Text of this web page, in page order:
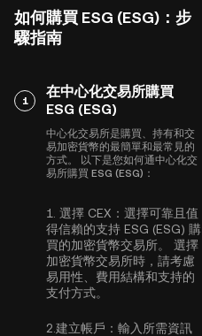
如何購買 ESG (ESG)：步
驟指南
1
在中心化交易所購買
ESG (ESG)
中心化交易所是購買、持有和交
易加密貨幣的最簡單和最常見的
方式。 以下是您如何通中心化交
易所購買 ESG (ESG)：
1. 選擇 CEX： 選擇可靠且值
得信賴的支持 ESG (ESG) 購
買的加密貨幣交易所。 選擇
加密貨幣交易所時，請考慮
易用性、費用結構和支持的
支付方式。
2. 建立帳戶： 輸入所需資訊